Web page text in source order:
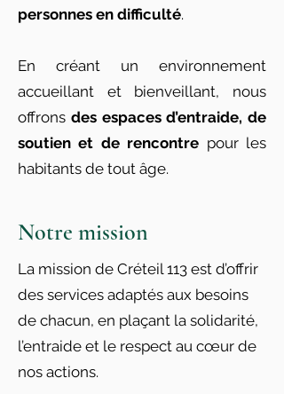
personnes en difficulté.
En créant un environnement
accueillant et bienveillant, nous
offrons des espaces d’entraide, de
soutien et de rencontre pour les
habitants de tout âge.
Notre mission
La mission de Créteil 113 est d’offrir
des services adaptés aux besoins
de chacun, en plaçant la solidarité,
l’entraide et le respect au cœur de
nos actions.